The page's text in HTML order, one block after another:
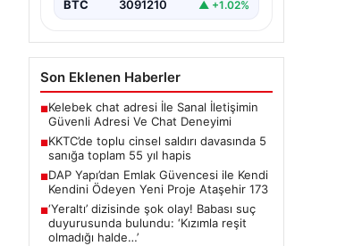
BTC 3091210 ▲ +1.02%
Son Eklenen Haberler
■Kelebek chat adresi İle Sanal İletişimin
Güvenli Adresi Ve Chat Deneyimi
■KKTC’de toplu cinsel saldırı davasında 5
sanığa toplam 55 yıl hapis
■DAP Yapı’dan Emlak Güvencesi ile Kendi
Kendini Ödeyen Yeni Proje Ataşehir 173
■‘Yeraltı’ dizisinde şok olay! Babası suç
duyurusunda bulundu: ‘Kızımla reşit
olmadığı halde…’